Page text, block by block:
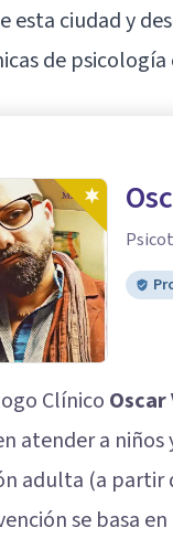
esta ciudad y
de psicología
Clínico
atender a
adulta (a partir
se basa